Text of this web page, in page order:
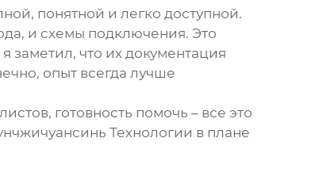
понятной и легко доступной.
и схемы подключения. Это
что их документация
опыт всегда лучше
готовность помочь – все это
Технологии в плане